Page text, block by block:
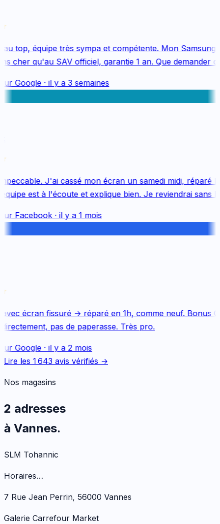
top, équipe très sympa et compétente. Mon Samsung
cher qu'au SAV officiel, garantie 1 an. Que demander de
Google· il y a 3 semaines
J'ai cassé mon écran un samedi midi, réparé le
est à l'écoute et explique bien. Je reviendrai sans
Facebook· il y a 1 mois
écran fissuré → réparé en 1h, comme neuf. Bonus
pas de paperasse. Très pro.
Google· il y a 2 mois
Lire les 1 643 avis vérifiés →
Nos magasins
2 adresses
à Vannes.
SLM Tohannic
Horaires…
7 Rue Jean Perrin, 56000 Vannes
Galerie Carrefour Market